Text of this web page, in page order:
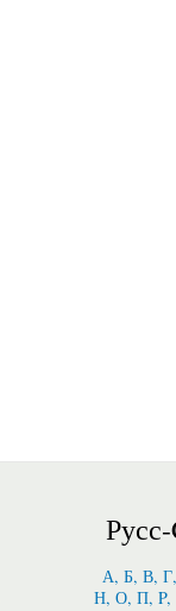
А, Б, В,
Н, О, П,